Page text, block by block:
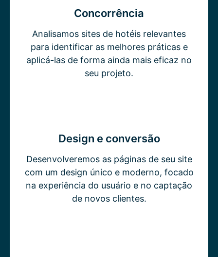
Concorrência
Analisamos sites de hotéis relevantes
para identificar as melhores práticas e
aplicá-las de forma ainda mais eficaz no
seu projeto.
Design e conversão
Desenvolveremos as páginas de seu site
com um design único e moderno, focado
na experiência do usuário e no captação
de novos clientes.